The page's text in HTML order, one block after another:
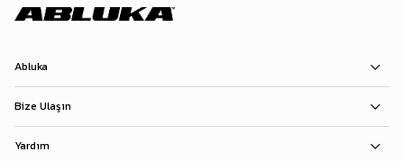
Abluka
Bize Ulaşın
Yardım